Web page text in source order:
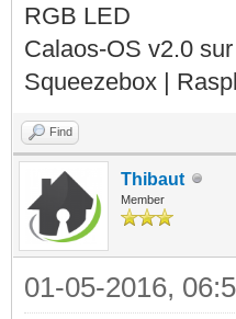
RGB LED
Calaos-OS v2.0
Squeezebox |
Find
Thibaut
Member
01-05-2016,